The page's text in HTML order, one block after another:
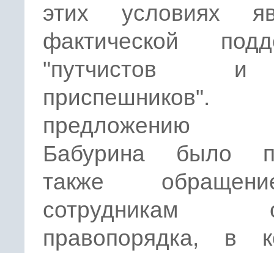
этих условиях
фактической
"путчистов
предложению
Бабурина было
также
сотрудникам
правопорядка, в